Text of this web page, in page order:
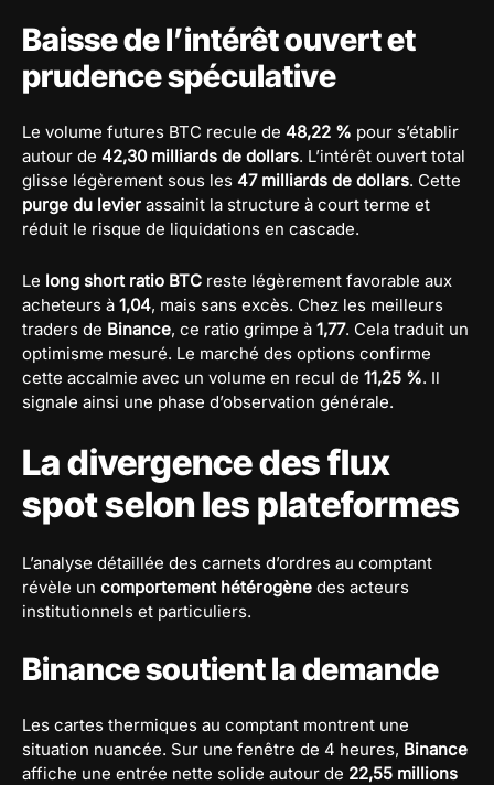
Baisse de l’intérêt ouvert et
prudence spéculative
Le volume futures BTC recule de 48,22 % pour s’établir
autour de 42,30 milliards de dollars. L’intérêt ouvert total
glisse légèrement sous les 47 milliards de dollars. Cette
purge du levier assainit la structure à court terme et
réduit le risque de liquidations en cascade.
Le long short ratio BTC reste légèrement favorable aux
acheteurs à 1,04, mais sans excès. Chez les meilleurs
traders de Binance, ce ratio grimpe à 1,77. Cela traduit un
optimisme mesuré. Le marché des options confirme
cette accalmie avec un volume en recul de 11,25 %. Il
signale ainsi une phase d’observation générale.
La divergence des flux
spot selon les plateformes
L’analyse détaillée des carnets d’ordres au comptant
révèle un comportement hétérogène des acteurs
institutionnels et particuliers.
Binance soutient la demande
Les cartes thermiques au comptant montrent une
situation nuancée. Sur une fenêtre de 4 heures, Binance
affiche une entrée nette solide autour de 22,55 millions